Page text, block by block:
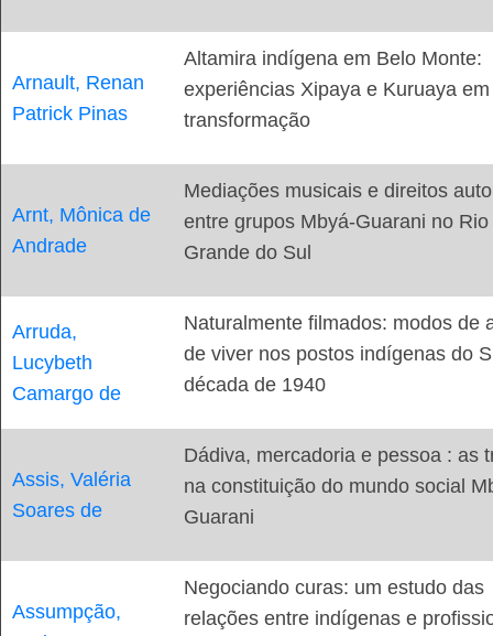
Arnault, Renan
Patrick Pinas
Altamira indígena em Belo Monte:
experiências Xipaya e Kuruaya em
transformação
Arnt, Mônica de
Andrade
Mediações musicais e direitos
entre grupos Mbyá-Guarani no Rio
Grande do Sul
Arruda,
Lucybeth
Camargo de
Naturalmente filmados: modos de
de viver nos postos indígenas do
década de 1940
Assis, Valéria
Soares de
Dádiva, mercadoria e pessoa : as
na constituição do mundo social
Guarani
Assumpção,
Negociando curas: um estudo das
relações entre indígenas e